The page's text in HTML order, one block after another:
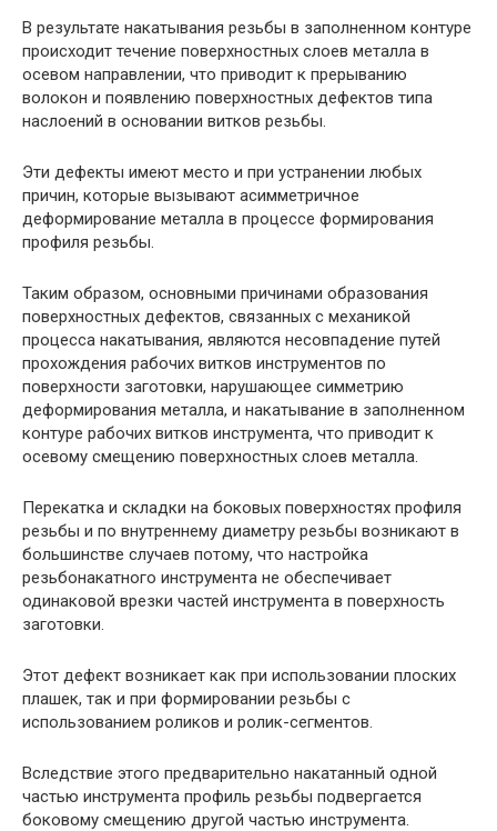
В результате накатывания резьбы в заполненном контуре
происходит течение поверхностных слоев металла в
осевом направлении, что приводит к прерыванию
волокон и появлению поверхностных дефектов типа
наслоений в основании витков резьбы.
Эти дефекты имеют место и при устранении любых
причин, которые вызывают асимметричное
деформирование металла в процессе формирования
профиля резьбы.
Таким образом, основными причинами образования
поверхностных дефектов, связанных с механикой
процесса накатывания, являются несовпадение путей
прохождения рабочих витков инструментов по
поверхности заготовки, нарушающее симметрию
деформирования металла, и накатывание в заполненном
контуре рабочих витков инструмента, что приводит к
осевому смещению поверхностных слоев металла.
Перекатка и складки на боковых поверхностях профиля
резьбы и по внутреннему диаметру резьбы возникают в
большинстве случаев потому, что настройка
резьбонакатного инструмента не обеспечивает
одинаковой врезки частей инструмента в поверхность
заготовки.
Этот дефект возникает как при использовании плоских
плашек, так и при формировании резьбы с
использованием роликов и ролик-сегментов.
Вследствие этого предварительно накатанный одной
частью инструмента профиль резьбы подвергается
боковому смещению другой частью инструмента.